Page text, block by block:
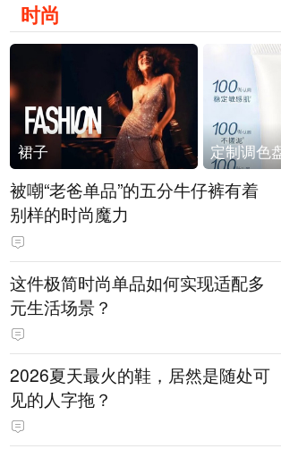
时尚
裙子
被嘲“老爸单品”的五分牛仔裤有着
别样的时尚魔力
这件极简时尚单品如何实现适配多
元生活场景？
2026夏天最火的鞋，居然是随处可
见的人字拖？